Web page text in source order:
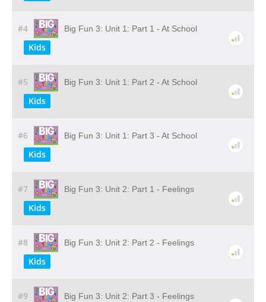
#4 Big Fun 3: Unit 1: Part 1 - At School
Kids
#5 Big Fun 3: Unit 1: Part 2 - At School
Kids
#6 Big Fun 3: Unit 1: Part 3 - At School
Kids
#7 Big Fun 3: Unit 2: Part 1 - Feelings
Kids
#8 Big Fun 3: Unit 2: Part 2 - Feelings
Kids
#9 Big Fun 3: Unit 2: Part 3 - Feelings